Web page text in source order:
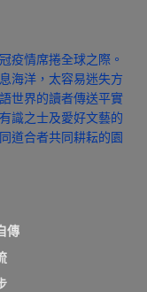
疫情席捲全球之際。
海洋，太容易迷失方
世界的讀者傳送平實
識之士及愛好文藝的
道合者共同耕耘的園
傳